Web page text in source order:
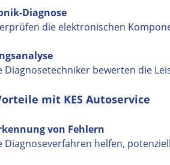
Diagnose
die elektronischen
Diagnosetechniker bewerten die
mit KES Autoservice
von Fehlern
Diagnoseverfahren helfen,